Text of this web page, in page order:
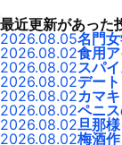
最近更新があった
2026.08.05名門
2026.08.02食用
2026.08.02スパ
2026.08.02デート
2026.08.02カマ
2026.08.02ペニ
2026.08.02旦那
2026.08.02梅酒